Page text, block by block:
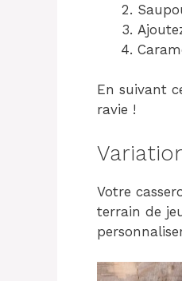
En suivant
ravie !
Votre
terrain de